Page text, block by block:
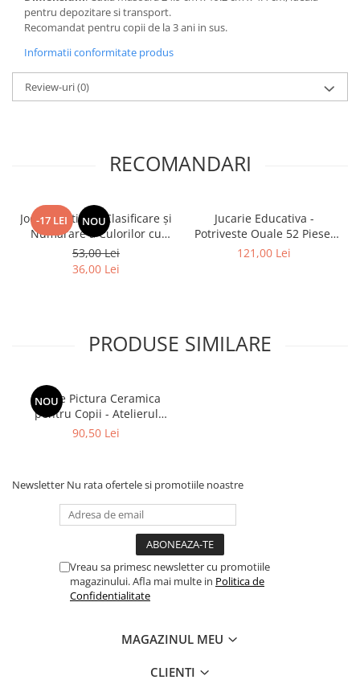
pentru depozitare si transport.
Recomandat pentru copii de la 3 ani in sus.
Informatii conformitate produs
Review-uri(0)
RECOMANDARI
-17 LEI NOU
Joc Educativ de Clasificare și
Numarare a Culorilor cu
Dinozauri - DinoSort
53,00 Lei
36,00 Lei
Jucarie Educativa -
Potriveste Ouale 52 Piese,
Invatarea Literelor si
121,00 Lei
PRODUSE SIMILARE
NOU
Set de Pictura Ceramica
pentru Copii - Atelierul
Micilor Artisti, 9 Piese, 3+
90,50 Lei
Newsletter Nu rata ofertele si promotiile noastre
Vreau sa primesc newsletter cu promotiile
magazinului. Afla mai multe in Politica de
Confidentialitate
MAGAZINUL MEU
CLIENTI